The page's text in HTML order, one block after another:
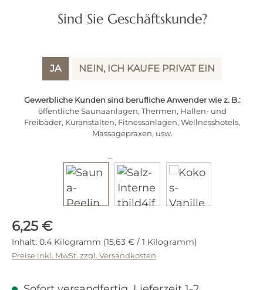
Sind Sie Geschäftskunde?
JA NEIN, ICH KAUFE PRIVAT EIN
Gewerbliche Kunden sind berufliche Anwender wie z. B.:
öffentliche Saunaanlagen, Thermen, Hallen- und
Freibäder, Kuranstalten, Fitnessanlagen, Wellnesshotels,
Massagepraxen, usw.
Bildergalerie überspringen
Regulärer Preis:
6,25 €
Inhalt: 0.4 Kilogramm (15,63 € / 1 Kilogramm)
Preise inkl. MwSt. zzgl. Versandkosten